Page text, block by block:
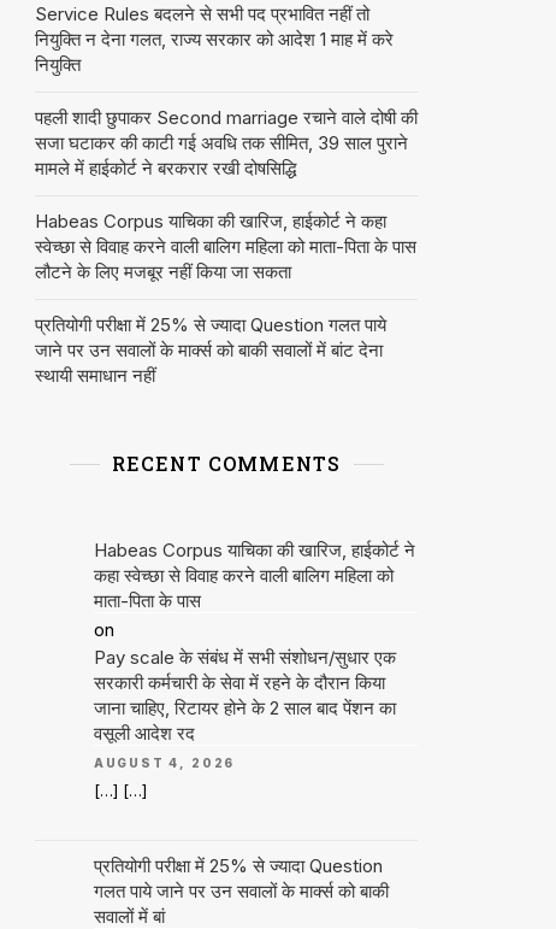
Service Rules बदलने से सभी पद प्रभावित नहीं तो
नियुक्ति न देना गलत, राज्य सरकार को आदेश 1 माह में करे
नियुक्ति
पहली शादी छुपाकर Second marriage रचाने वाले दोषी की
सजा घटाकर की काटी गई अवधि तक सीमित, 39 साल पुराने
मामले में हाईकोर्ट ने बरकरार रखी दोषसिद्धि
Habeas Corpus याचिका की खारिज, हाईकोर्ट ने कहा
स्वेच्छा से विवाह करने वाली बालिग महिला को माता-पिता के पास
लौटने के लिए मजबूर नहीं किया जा सकता
प्रतियोगी परीक्षा में 25% से ज्यादा Question गलत पाये
जाने पर उन सवालों के मार्क्स को बाकी सवालों में बांट देना
स्थायी समाधान नहीं
RECENT COMMENTS
Habeas Corpus याचिका की खारिज, हाईकोर्ट ने
कहा स्वेच्छा से विवाह करने वाली बालिग महिला को
माता-पिता के पास
on
Pay scale के संबंध में सभी संशोधन/सुधार एक
सरकारी कर्मचारी के सेवा में रहने के दौरान किया
जाना चाहिए, रिटायर होने के 2 साल बाद पेंशन का
वसूली आदेश रद
AUGUST 4, 2026
[…] […]
प्रतियोगी परीक्षा में 25% से ज्यादा Question
गलत पाये जाने पर उन सवालों के मार्क्स को बाकी
सवालों में बां